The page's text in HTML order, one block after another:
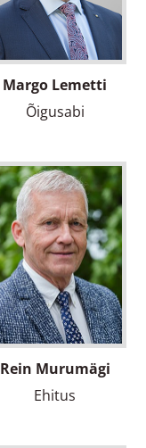
Margo Lemetti
Õigusabi
Rein Murumägi
Ehitus